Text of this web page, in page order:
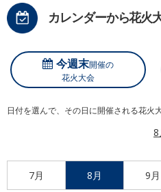
カレンダーから花火
今週末開催の
花火大会
日付を選んで、その日に開催される花火
8
7月 8月 9月